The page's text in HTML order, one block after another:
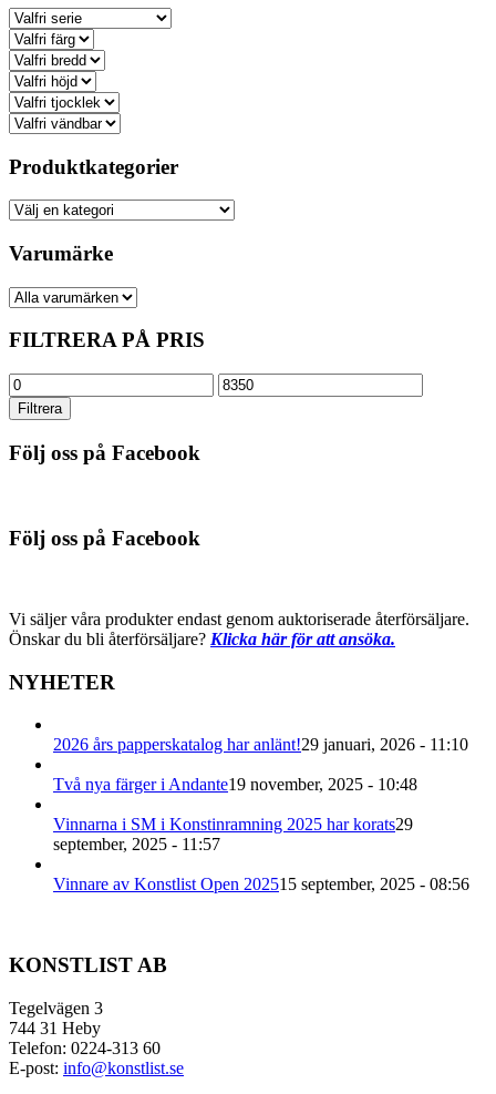
produktsidan
Produktkategorier
Varumärke
FILTRERA PÅ PRIS
Min
pris
Max
pris
Filtrera
Följ oss på Facebook
Följ oss på Facebook
Vi säljer våra produkter endast genom auktoriserade återförsäljare.
Önskar du bli återförsäljare? Klicka här för att ansöka.
NYHETER
2026 års papperskatalog har anlänt!29 januari, 2026 - 11:10
Två nya färger i Andante19 november, 2025 - 10:48
Vinnarna i SM i Konstinramning 2025 har korats29
september, 2025 - 11:57
Vinnare av Konstlist Open 202515 september, 2025 - 08:56
KONSTLIST AB
Tegelvägen 3
744 31 Heby
Telefon: 0224-313 60
E-post: info@konstlist.se